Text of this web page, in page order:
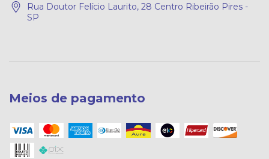
Rua Doutor Felício Laurito, 28 Centro Ribeirão Pires -
SP
Meios de pagamento